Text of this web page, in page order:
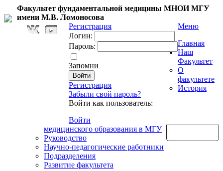
Факультет фундаментальной медицины МНОИ МГУ
имени М.В. Ломоносова
Регистрация
Логин:
Пароль:
Запомни
Регистрация
Забыли свой пароль?
Войти как пользователь:
Войти
Меню
Главная
Наш
Факультет
О
факультете
История
медицинского образования в МГУ
Руководство
Научно-педагогические работники
Подразделения
Развитие факультета